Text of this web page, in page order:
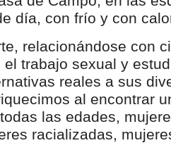
día, con frío y con
relacionándose con
trabajo sexual y
reales a sus
al encontrar
las edades,
racializadas,